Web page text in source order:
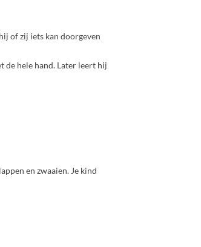
of zij iets kan doorgeven
de hele hand. Later leert hij
en zwaaien. Je kind